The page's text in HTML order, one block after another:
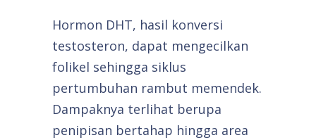
Hormon DHT, hasil konversi
testosteron, dapat mengecilkan
folikel sehingga siklus
pertumbuhan rambut memendek.
Dampaknya terlihat berupa
penipisan bertahap hingga area